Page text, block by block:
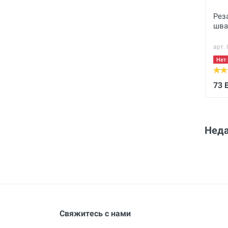
шва
арт.
Нет
73
Свяжитесь с нами